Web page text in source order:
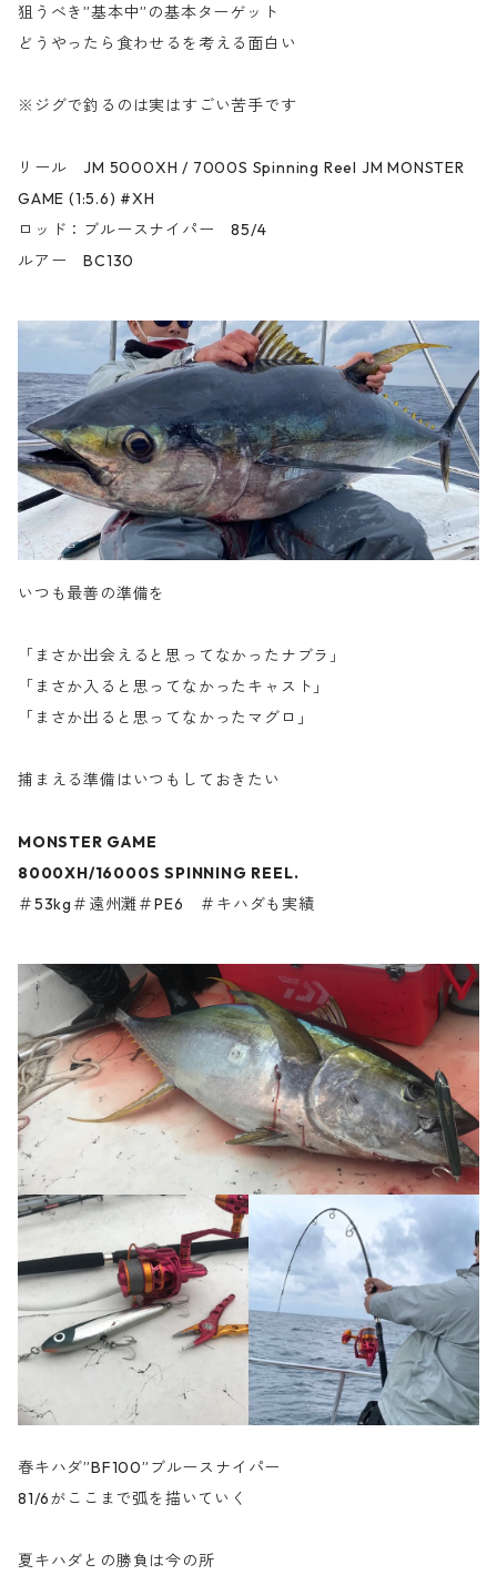
狙うべき”基本中”の基本ターゲット
どうやったら食わせるを考える面白い
※ジグで釣るのは実はすごい苦手です
リール JM 5000XH / 7000S Spinning Reel JM MONSTER
GAME (1:5.6) #XH
ロッド：ブルースナイパー 85/4
ルアー BC130
いつも最善の準備を
「まさか出会えると思ってなかったナブラ」
「まさか入ると思ってなかったキャスト」
「まさか出ると思ってなかったマグロ」
捕まえる準備はいつもしておきたい
MONSTER GAME
8000XH/16000S SPINNING REEL.
＃53kg＃遠州灘＃PE6 ＃キハダも実績
春キハダ”BF100”ブルースナイパー
81/6がここまで弧を描いていく
夏キハダとの勝負は今の所